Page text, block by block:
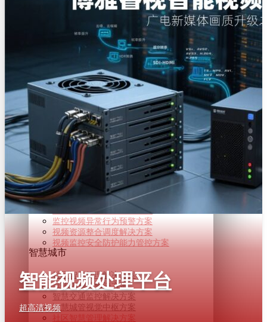
校园慧眼服务平台
超高清视频
8K 超高清VR直播解决方案
超高清智能信息发布解决方案
自由视角360°直播解决方案
8K 超高清VR直播解决方案
超高清智能信息发布解决方案
自由视角360°直播解决方案
公共安全
监控视频智能压缩解决方案
智能安防视频监控解决方案
监控视频异常行为预警方案
视频资源整合调度解决方案
视频监控安全防护能力管控方案
监控视频智能压缩解决方案
智能安防视频监控解决方案
监控视频异常行为预警方案
视频资源整合调度解决方案
视频监控安全防护能力管控方案
智慧城市
社区智慧管理解决方案
5G+8K屏控解决方案
智慧交通监控解决方案
智慧城管视觉中枢方案
社区智慧管理解决方案
智能视频处理平台
超高清视频